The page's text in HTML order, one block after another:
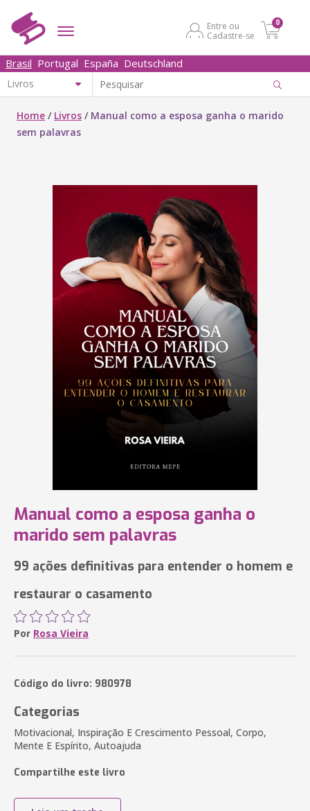
Entre ou
Cadastre-se
0
Brasil Portugal España Deutschland
Home / Livros / Manual como a esposa ganha o marido
sem palavras
Manual como a esposa ganha o
marido sem palavras
99 ações definitivas para entender o homem e
restaurar o casamento
Por Rosa Vieira
Código do livro: 980978
Categorias
Motivacional, Inspiração E Crescimento Pessoal, Corpo,
Mente E Espírito, Autoajuda
Compartilhe este livro